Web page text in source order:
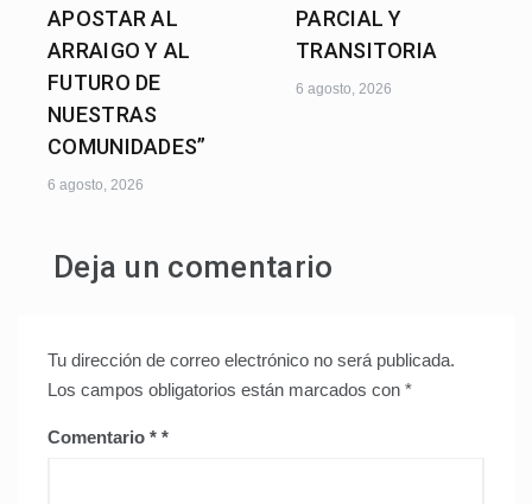
APOSTAR AL
ARRAIGO Y AL
FUTURO DE
NUESTRAS
COMUNIDADES”
6 agosto, 2026
PARCIAL Y
TRANSITORIA
6 agosto, 2026
Deja un comentario
Tu dirección de correo electrónico no será publicada.
Los campos obligatorios están marcados con *
Comentario *